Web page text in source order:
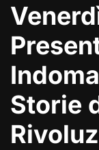
Storie